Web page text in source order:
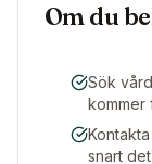
Om du
Sök
kommer
snart